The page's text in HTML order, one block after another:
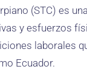
(STC) es
y esfuerzos
laborales
Ecuador.